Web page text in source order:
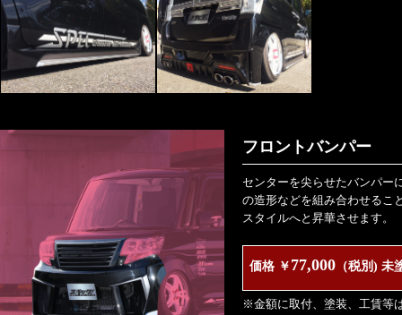
フロントバンパー
センターを尖らせたバンパー
の造形などを組み合わせるこ
スタイルへと昇華させます。
価格 ￥ 77,000 （税別) 未
※金額に取付、塗装、工賃等